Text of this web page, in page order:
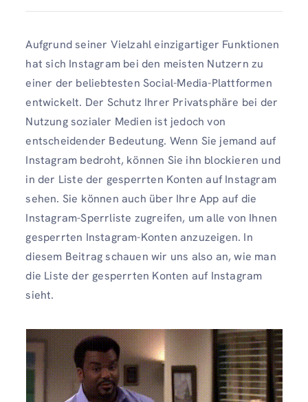
Aufgrund seiner Vielzahl einzigartiger Funktionen
hat sich Instagram bei den meisten Nutzern zu
einer der beliebtesten Social-Media-Plattformen
entwickelt. Der Schutz Ihrer Privatsphäre bei der
Nutzung sozialer Medien ist jedoch von
entscheidender Bedeutung. Wenn Sie jemand auf
Instagram bedroht, können Sie ihn blockieren und
in der Liste der gesperrten Konten auf Instagram
sehen. Sie können auch über Ihre App auf die
Instagram-Sperrliste zugreifen, um alle von Ihnen
gesperrten Instagram-Konten anzuzeigen. In
diesem Beitrag schauen wir uns also an, wie man
die Liste der gesperrten Konten auf Instagram
sieht.